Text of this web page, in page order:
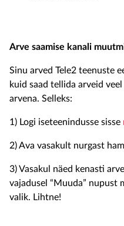
Arve saamise kanali
Sinu arved Tele2 teenuste
kuid saad tellida arveid
arvena. Selleks:
1) Logi iseteenindusse sisse
2) Ava vasakult nurgast
3) Vasakul näed kenasti
vajadusel “Muuda” nupust
valik. Lihtne!